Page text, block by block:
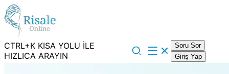
CTRL+K KISA YOLU İLE
HIZLICA ARAYIN
Soru Sor
Giriş Yap